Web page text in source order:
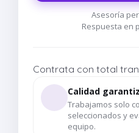
Asesoría
Respuesta en
Contrata con total
Calidad
Trabajamos solo
seleccionados y
equipo.